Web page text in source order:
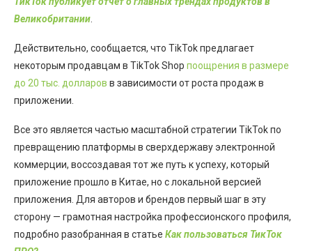
Великобритании
Действительно, сообщается, что TikTok предлагает
некоторым продавцам в TikTok Shop поощрения в размере
до 20 тыс. долларов в зависимости от роста продаж в
приложении.
Все это является частью масштабной стратегии TikTok по
превращению платформы в сверхдержаву электронной
коммерции, воссоздавая тот же путь к успеху, который
приложение прошло в Китае, но с локальной версией
приложения. Для авторов и брендов первый шаг в эту
сторону — грамотная настройка профессионского профиля,
подробно разобранная в статье Как пользоваться ТикТок